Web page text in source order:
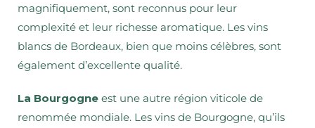
magnifiquement, sont reconnus pour leur
complexité et leur richesse aromatique. Les vins
blancs de Bordeaux, bien que moins célèbres, sont
également d’excellente qualité.
La Bourgogne est une autre région viticole de
renommée mondiale. Les vins de Bourgogne, qu’ils